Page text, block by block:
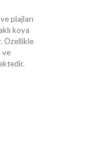
plajları
koya
Özellikle
ve